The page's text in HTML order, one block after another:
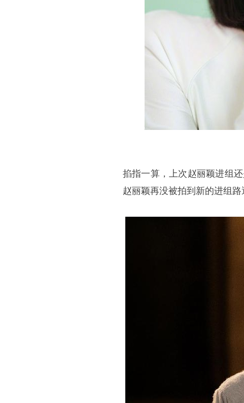
掐指一算，上次赵丽颖进组
赵丽颖再没被拍到新的进组